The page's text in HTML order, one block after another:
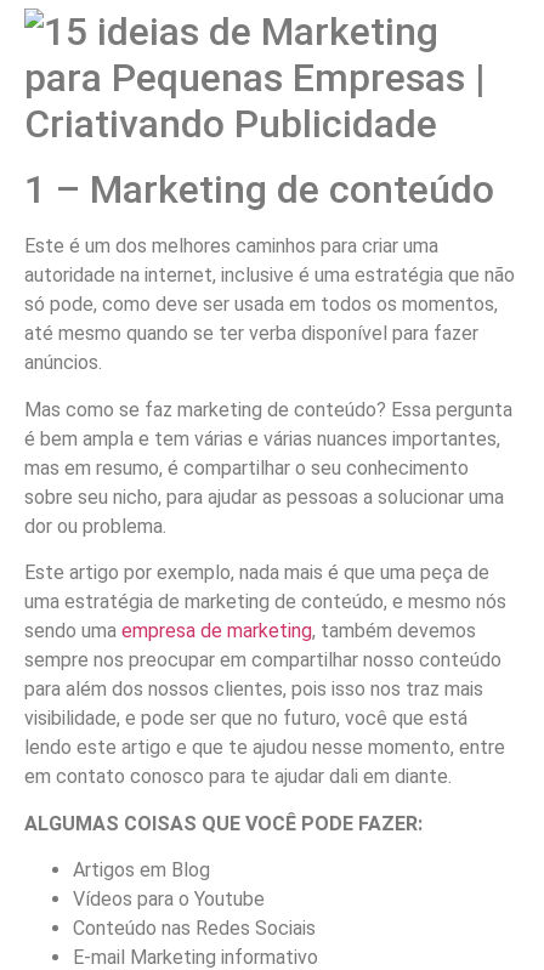
1 – Marketing de conteúdo
Este é um dos melhores caminhos para criar uma
autoridade na internet, inclusive é uma estratégia que não
só pode, como deve ser usada em todos os momentos,
até mesmo quando se ter verba disponível para fazer
anúncios.
Mas como se faz marketing de conteúdo? Essa pergunta
é bem ampla e tem várias e várias nuances importantes,
mas em resumo, é compartilhar o seu conhecimento
sobre seu nicho, para ajudar as pessoas a solucionar uma
dor ou problema.
Este artigo por exemplo, nada mais é que uma peça de
uma estratégia de marketing de conteúdo, e mesmo nós
sendo uma empresa de marketing, também devemos
sempre nos preocupar em compartilhar nosso conteúdo
para além dos nossos clientes, pois isso nos traz mais
visibilidade, e pode ser que no futuro, você que está
lendo este artigo e que te ajudou nesse momento, entre
em contato conosco para te ajudar dali em diante.
ALGUMAS COISAS QUE VOCÊ PODE FAZER:
Artigos em Blog
Vídeos para o Youtube
Conteúdo nas Redes Sociais
E-mail Marketing informativo